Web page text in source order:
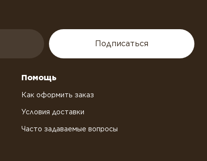
Подписаться
Помощь
Как оформить заказ
Условия доставки
Часто задаваемые вопросы